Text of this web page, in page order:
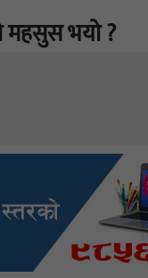
महसुस भयो ?